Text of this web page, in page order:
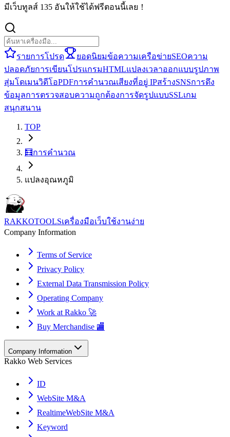
มีเว็บทูลส์ 135 อันให้ใช้ได้ฟรีตอนนี้เลย！
รายการโปรด ยอดนิยมข้อความเครือข่ายSEOความ
ปลอดภัยการเขียนโปรแกรมHTMLแปลงเวลาออกแบบรูปภาพ
สุ่มโดเมนวิดีโอPDFการคำนวณเสียงที่อยู่ IPสร้างSNSการดึง
ข้อมูลการตรวจสอบความถูกต้องการจัดรูปแบบSSLเกม
สนุกสนาน
TOP
🧮การคำนวณ
แปลงอุณหภูมิ
RAKKOTOOLSเครื่องมือเว็บใช้งานง่าย
Company Information
Terms of Service
Privacy Policy
External Data Transmission Policy
Operating Company
Work at Rakko 🚀
Buy Merchandise 🏬
Company Information
Rakko Web Services
ID
WebSite M&A
RealtimeWebSite M&A
Keyword